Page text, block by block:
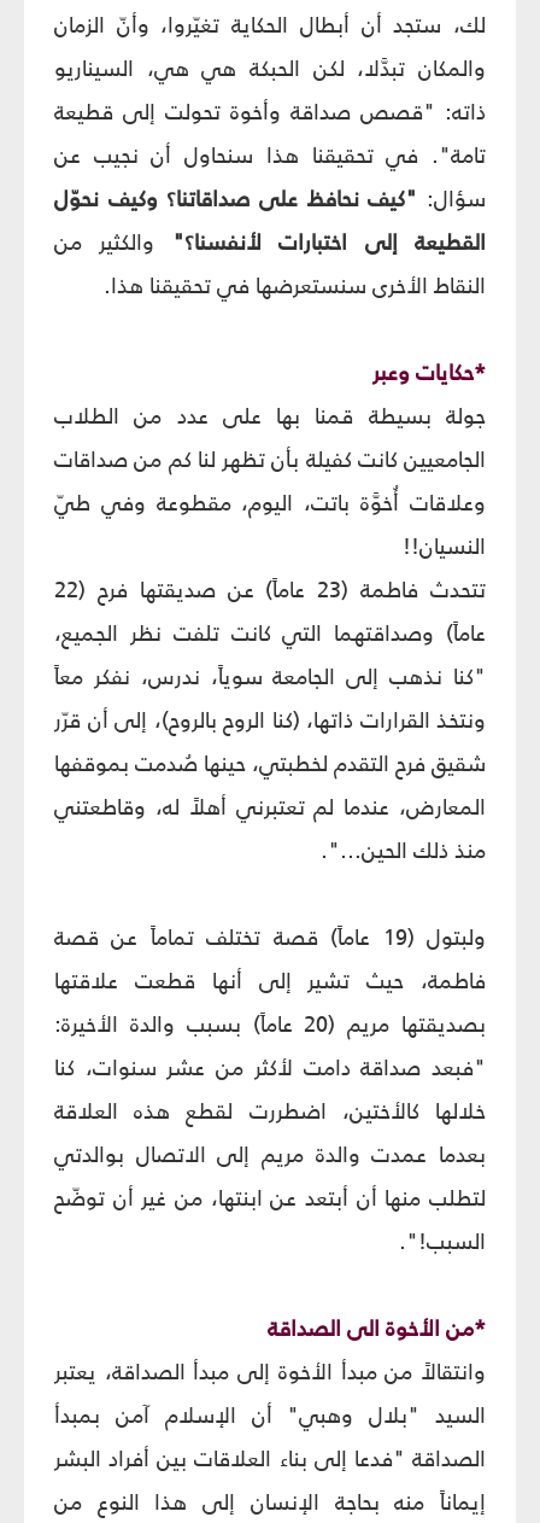
لك، ستجد أن أبطال الحكاية تغيّروا، وأنّ الزمان
والمكان تبدَّلا، لكن الحبكة هي هي، السيناريو
ذاته: "قصص صداقة وأخوة تحولت إلى قطيعة
تامة". في تحقيقنا هذا سنحاول أن نجيب عن
سؤال: "كيف نحافظ على صداقاتنا؟ وكيف نحوّل
القطيعة إلى اختبارات لأنفسنا؟" والكثير من
النقاط الأخرى سنستعرضها في تحقيقنا هذا.
*حكايات وعبر
جولة بسيطة قمنا بها على عدد من الطلاب
الجامعيين كانت كفيلة بأن تظهر لنا كم من صداقات
وعلاقات أُخوَّة باتت، اليوم، مقطوعة وفي طيّ
النسيان!!
تتحدث فاطمة (23 عاماً) عن صديقتها فرح (22
عاماً) وصداقتهما التي كانت تلفت نظر الجميع،
"كنا نذهب إلى الجامعة سوياً، ندرس، نفكر معاً
ونتخذ القرارات ذاتها، (كنا الروح بالروح)، إلى أن قرّر
شقيق فرح التقدم لخطبتي، حينها صُدمت بموقفها
المعارض، عندما لم تعتبرني أهلاً له، وقاطعتني
منذ ذلك الحين...".
ولبتول (19 عاماً) قصة تختلف تماماً عن قصة
فاطمة، حيث تشير إلى أنها قطعت علاقتها
بصديقتها مريم (20 عاماً) بسبب والدة الأخيرة:
"فبعد صداقة دامت لأكثر من عشر سنوات، كنا
خلالها كالأختين، اضطررت لقطع هذه العلاقة
بعدما عمدت والدة مريم إلى الاتصال بوالدتي
لتطلب منها أن أبتعد عن ابنتها، من غير أن توضّح
السبب!".
*من الأخوة الى الصداقة
وانتقالاً من مبدأ الأخوة إلى مبدأ الصداقة، يعتبر
السيد "بلال وهبي" أن الإسلام آمن بمبدأ
الصداقة "فدعا إلى بناء العلاقات بين أفراد البشر
إيماناً منه بحاجة الإنسان إلى هذا النوع من